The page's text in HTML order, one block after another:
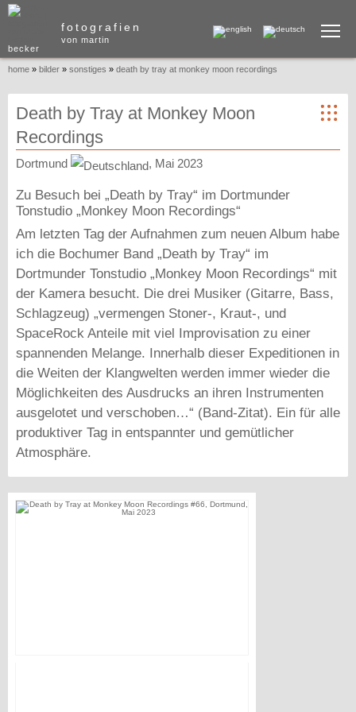
fotografien
von martin
becker
home » bilder » sonstiges » death by tray at monkey moon recordings
Death by Tray at Monkey Moon
Recordings
Dortmund , Mai 2023
Zu Besuch bei „Death by Tray“ im Dortmunder
Tonstudio „Monkey Moon Recordings“
Am letzten Tag der Aufnahmen zum neuen Album habe
ich die Bochumer Band „Death by Tray“ im
Dortmunder Tonstudio „Monkey Moon Recordings“ mit
der Kamera besucht. Die drei Musiker (Gitarre, Bass,
Schlagzeug) „vermengen Stoner-, Kraut-, und
SpaceRock Anteile mit viel Improvisation zu einer
spannenden Melange. Innerhalb dieser Expeditionen in
die Weiten der Klangwelten werden immer wieder die
Möglichkeiten des Ausdrucks an ihren Instrumenten
ausgelotet und verschoben…“ (Band-Zitat). Ein für alle
produktiver Tag in entspannter und gemütlicher
Atmosphäre.